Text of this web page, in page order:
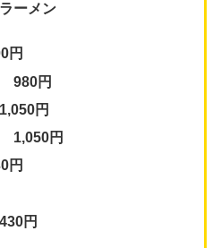
ーメン
円
980円
円
1,050円
円
円